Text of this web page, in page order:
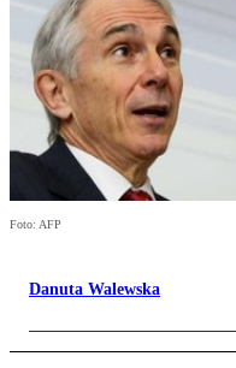
Foto: AFP
Danuta Walewska